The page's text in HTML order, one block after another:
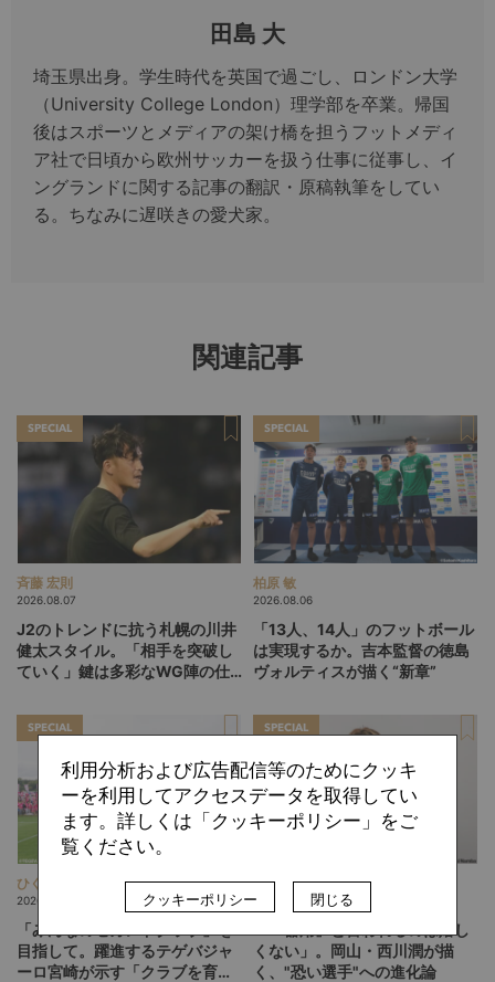
田島 大
埼玉県出身。学生時代を英国で過ごし、ロンドン大学
（University College London）理学部を卒業。帰国
後はスポーツとメディアの架け橋を担うフットメディ
ア社で日頃から欧州サッカーを扱う仕事に従事し、イ
ングランドに関する記事の翻訳・原稿執筆をしてい
る。ちなみに遅咲きの愛犬家。
関連記事
SPECIAL
斉藤 宏則
2026.08.07
J2のトレンドに抗う札幌の川井
健太スタイル。「相手を突破し
ていく」鍵は多彩なWG陣の仕
SPECIAL
柏原 敏
2026.08.06
「13人、14人」のフットボール
は実現するか。吉本監督の徳島
ヴォルティスが描く“新章”
SPECIAL
ひぐらしひなつ
2026.08.05
「みんなのセカンドクラブ」を
目指して。躍進するテゲバジャ
ーロ宮崎が示す「クラブを育て
SPECIAL
難波 拓未
2026.08.04
「『器用』と言われるのは嬉し
くない」。岡山・西川潤が描
く、"恐い選手"への進化論
利用分析および広告配信等のためにクッキ
ーを利用してアクセスデータを取得してい
ます。詳しくは「クッキーポリシー」をご
覧ください。
クッキーポリシー 閉じる